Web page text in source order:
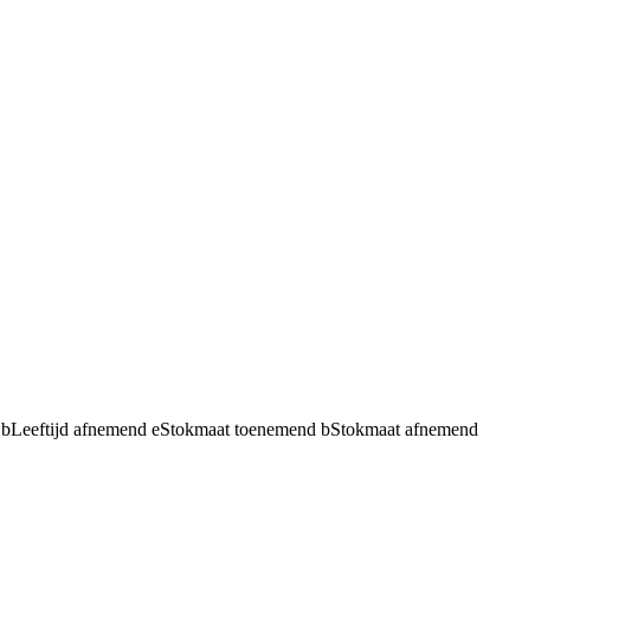
bLeeftijd afnemend eStokmaat toenemend bStokmaat afnemend